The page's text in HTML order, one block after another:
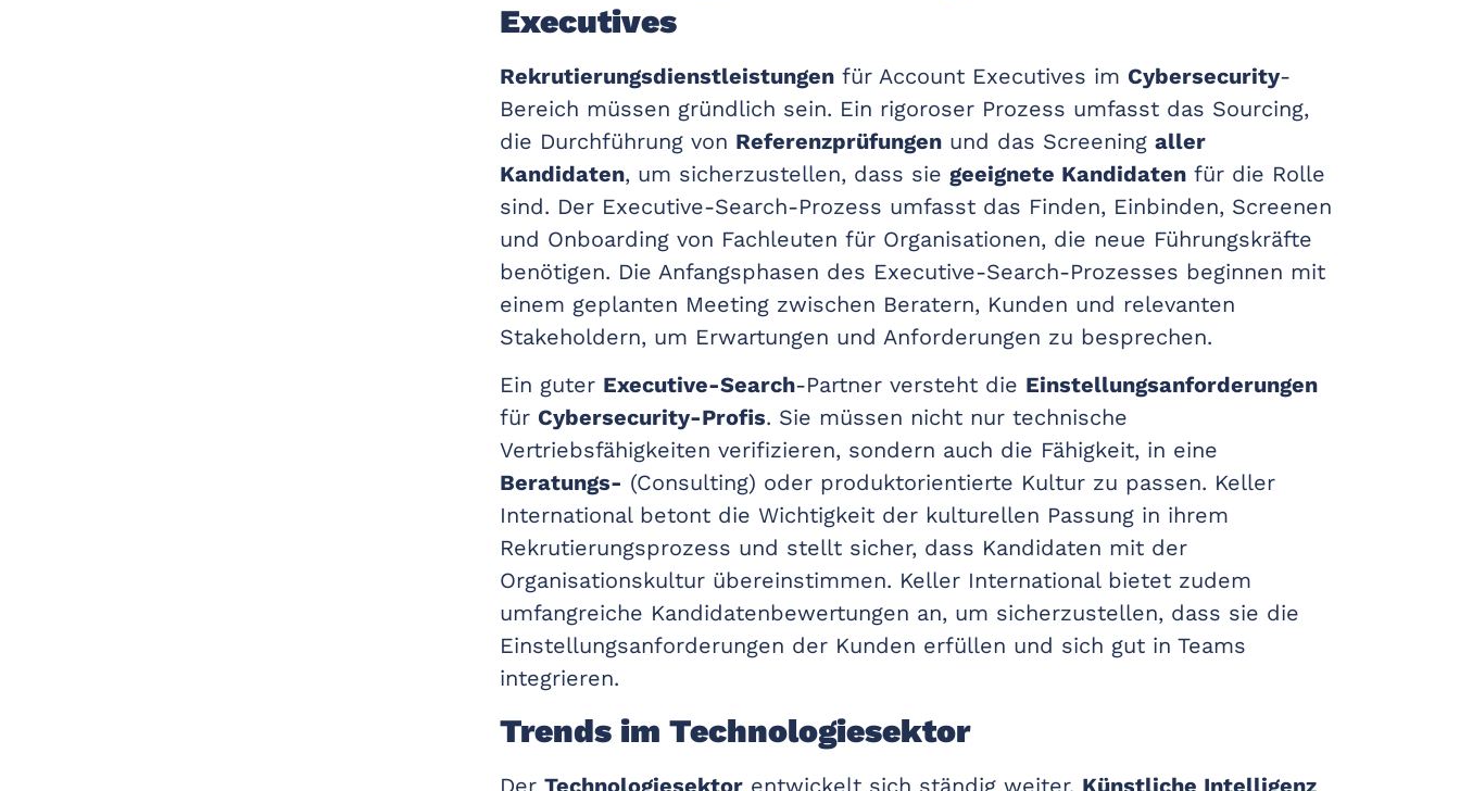
Executives
Rekrutierungsdienstleistungen für Account Executives im Cybersecurity-
Bereich müssen gründlich sein. Ein rigoroser Prozess umfasst das Sourcing,
die Durchführung von Referenzprüfungen und das Screening aller
Kandidaten, um sicherzustellen, dass sie geeignete Kandidaten für die Rolle
sind. Der Executive-Search-Prozess umfasst das Finden, Einbinden, Screenen
und Onboarding von Fachleuten für Organisationen, die neue Führungskräfte
benötigen. Die Anfangsphasen des Executive-Search-Prozesses beginnen mit
einem geplanten Meeting zwischen Beratern, Kunden und relevanten
Stakeholdern, um Erwartungen und Anforderungen zu besprechen.
Ein guter Executive-Search-Partner versteht die Einstellungsanforderungen
für Cybersecurity-Profis. Sie müssen nicht nur technische
Vertriebsfähigkeiten verifizieren, sondern auch die Fähigkeit, in eine
Beratungs- (Consulting) oder produktorientierte Kultur zu passen. Keller
International betont die Wichtigkeit der kulturellen Passung in ihrem
Rekrutierungsprozess und stellt sicher, dass Kandidaten mit der
Organisationskultur übereinstimmen. Keller International bietet zudem
umfangreiche Kandidatenbewertungen an, um sicherzustellen, dass sie die
Einstellungsanforderungen der Kunden erfüllen und sich gut in Teams
integrieren.
Trends im Technologiesektor
Der Technologiesektor entwickelt sich ständig weiter. Künstliche Intelligenz